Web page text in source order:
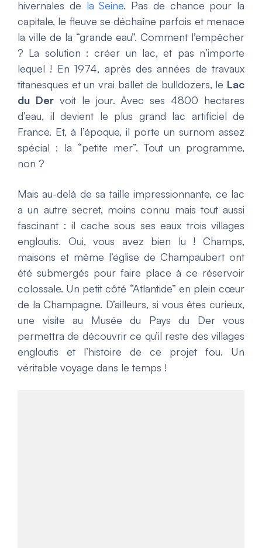
hivernales de la Seine. Pas de chance pour la
capitale, le fleuve se déchaîne parfois et menace
la ville de la “grande eau”. Comment l’empêcher
? La solution : créer un lac, et pas n’importe
lequel ! En 1974, après des années de travaux
titanesques et un vrai ballet de bulldozers, le Lac
du Dervoit le jour. Avec ses 4800 hectares
d’eau, il devient le plus grand lac artificiel de
France. Et, à l’époque, il porte un surnom assez
spécial : la “petite mer”. Tout un programme,
non ?
Mais au-delà de sa taille impressionnante, ce lac
a un autre secret, moins connu mais tout aussi
fascinant : il cache sous ses eaux trois villages
engloutis. Oui, vous avez bien lu ! Champs,
maisons et même l’église de Champaubert ont
été submergés pour faire place à ce réservoir
colossale. Un petit côté “Atlantide” en plein cœur
de la Champagne. D’ailleurs, si vous êtes curieux,
une visite au Musée du Pays du Der vous
permettra de découvrir ce qu’il reste des villages
engloutis et l’histoire de ce projet fou. Un
véritable voyage dans le temps !